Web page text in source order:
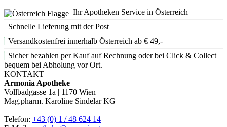
Ihr Apotheken Service in Österreich
Schnelle Lieferung mit der Post
Versandkostenfrei innerhalb Österreich ab € 49,-
Sicher bezahlen per Kauf auf Rechnung oder bei Click & Collect
bequem bei Abholung vor Ort.
KONTAKT
Armonia Apotheke
Vollbadgasse 1a | 1170 Wien
Mag.pharm. Karoline Sindelar KG
Telefon: +43 (0) 1 / 48 624 14